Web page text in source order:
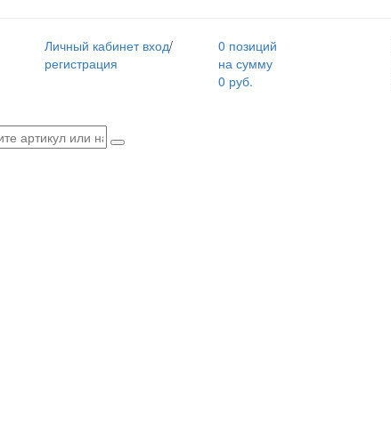
Личный кабинет вход/
регистрация
0 позиций
на сумму
0 руб.